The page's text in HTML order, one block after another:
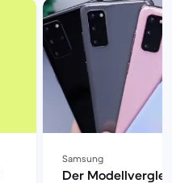
Samsung
Der